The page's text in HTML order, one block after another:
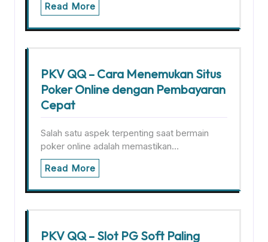
Read More
PKV QQ – Cara Menemukan Situs
Poker Online dengan Pembayaran
Cepat
Salah satu aspek terpenting saat bermain
poker online adalah memastikan…
Read More
PKV QQ – Slot PG Soft Paling